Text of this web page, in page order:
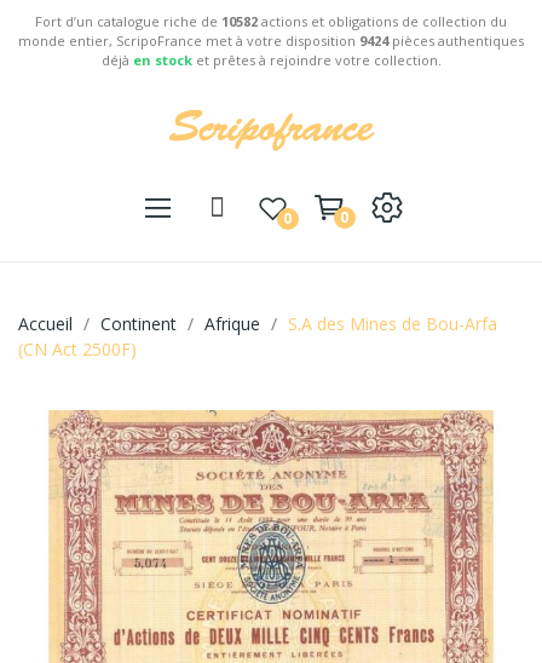
Fort d’un catalogue riche de 10582 actions et obligations de collection du
monde entier, ScripoFrance met à votre disposition 9424pièces authentiques
déjà en stocket prêtes à rejoindre votre collection.
0 0
Accueil Continent Afrique
S.A des Mines de Bou-Arfa
(CN Act 2500F)